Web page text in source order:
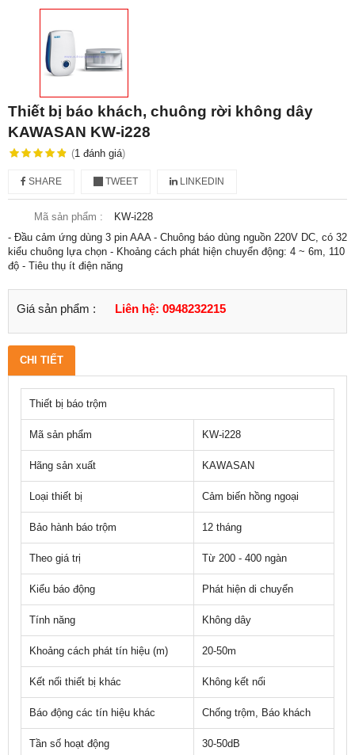
Thiết bị báo khách, chuông rời không dây
KAWASAN KW-i228
(1 đánh giá)
SHARE TWEET LINKEDIN
Mã sản phẩm :
KW-i228
- Đầu cảm ứng dùng 3 pin AAA - Chuông báo dùng nguồn 220V DC, có 32
kiểu chuông lựa chọn - Khoảng cách phát hiện chuyển động: 4 ~ 6m, 110
độ - Tiêu thụ ít điện năng
Giá sản phẩm : Liên hệ: 0948232215
CHI TIẾT
Thiết bị báo trộm
Mã sản phẩm KW-i228
Hãng sản xuất KAWASAN
Loại thiết bị Cảm biến hồng ngoại
Bảo hành báo trộm 12 tháng
Theo giá trị Từ 200 - 400 ngàn
Kiểu báo động Phát hiện di chuyển
Tính năng Không dây
Khoảng cách phát tín hiệu (m) 20-50m
Kết nối thiết bị khác Không kết nối
Báo động các tín hiệu khác Chống trộm, Báo khách
Tần số hoạt động 30-50dB